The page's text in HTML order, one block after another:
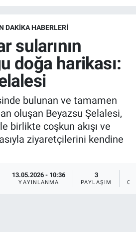
DAKIKA HABERLERI
sularının
doğa harikası:
bulunan ve tamamen
oluşan Beyazsu Şelalesi,
birlikte coşkun akışı ve
ziyaretçilerini kendine
13.05.2026 - 10:36
YAYINLANMA
3
PAYLAŞIM